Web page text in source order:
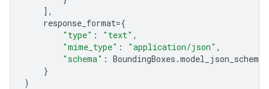
],
response_format={
"type" : "text" ,
"mime_type" : "application/json" ,
"schema" : BoundingBoxes .model_json_schema
}
)